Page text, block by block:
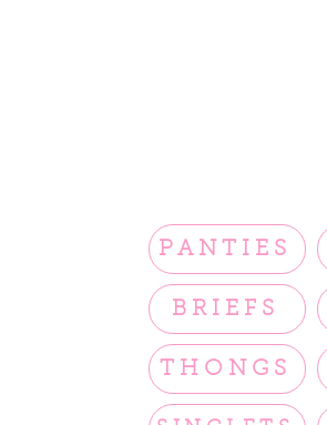
BRIEFS
PANTIES
THONGS